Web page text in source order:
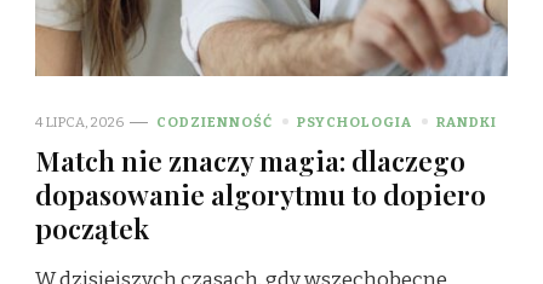
4 LIPCA, 2026 CODZIENNOŚĆ PSYCHOLOGIA RANDKI
Match nie znaczy magia: dlaczego
dopasowanie algorytmu to dopiero
początek